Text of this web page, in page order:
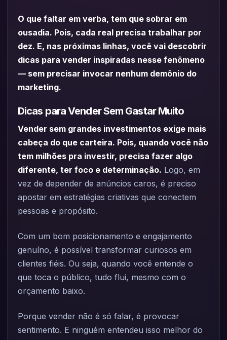
O que faltar em verba, tem que sobrar em
ousadia. Pois, cada real precisa trabalhar por
dez. E, nas próximas linhas, você vai descobrir
dicas para vender inspiradas nesse fenômeno
— sem precisar invocar nenhum demônio do
marketing.
Dicas para Vender Sem Gastar Muito
Vender sem grandes investimentos exige mais
cabeça do que carteira. Pois, quando você não
tem milhões pra investir, precisa fazer algo
diferente, ter foco e determinação. Logo, em
vez de depender de anúncios caros, é preciso
apostar em estratégias criativas que conectem
pessoas e propósito.
Com um bom posicionamento e engajamento
genuíno, é possível transformar curiosos em
clientes fiéis. Ou seja, quando você entende o
que toca o público, tudo flui, mesmo com o
orçamento baixo.
Porque vender não é só falar, é provocar
sentimento. E ninguém entendeu isso melhor do